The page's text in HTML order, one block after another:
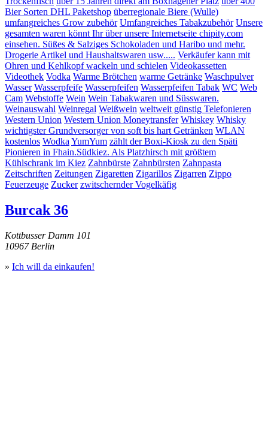
Bier Sorten DHL Paketshop überregionale Biere (Wulle)
umfangreiches Grow zubehör Umfangreiches Tabakzubehör Unsere
gesamten waren könnt Ihr über unsere Internetseite chipity.com
einsehen. Süßes & Salziges Schokoladen und Haribo und mehr.
Drogerie Artikel und Haushaltswaren usw..... Verkäufer kann mit
Ohren und Kehlkopf wackeln und schielen Videokassetten
Videothek Vodka Warme Brötchen warme Getränke Waschpulver
Wasser Wasserpfeife Wasserpfeifen Wasserpfeifen Tabak WC Web
Cam Webstoffe Wein Wein Tabakwaren und Süsswaren.
Weinauswahl Weinregal Weißwein weltweit günstig Telefonieren
Western Union Western Union Moneytransfer Whiskey Whisky
wichtigster Grundversorger von soft bis hart Getränken WLAN
kostenlos Wodka YumYum zählt der Boxi-Kiosk zu den Späti
Pionieren in Fhain.Südkiez. Als Platzhirsch mit größtem
Kühlschrank im Kiez Zahnbürste Zahnbürsten Zahnpasta
Zeitschriften Zeitungen Zigaretten Zigarillos Zigarren Zippo
Feuerzeuge Zucker zwitschernder Vogelkäfig
Burcak 36
Kottbusser Damm 101
10967 Berlin
» Ich will da einkaufen!